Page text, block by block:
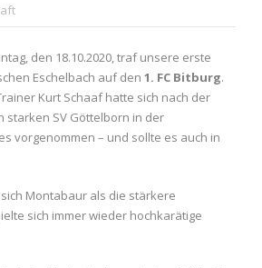
den 18.10.2020, traf unsere erste
Eschelbach auf den 1. FC Bitburg.
Kurt Schaaf hatte sich nach der
starken SV Göttelborn in der
vorgenommen – und sollte es auch in
Montabaur als die stärkere
sich immer wieder hochkarätige